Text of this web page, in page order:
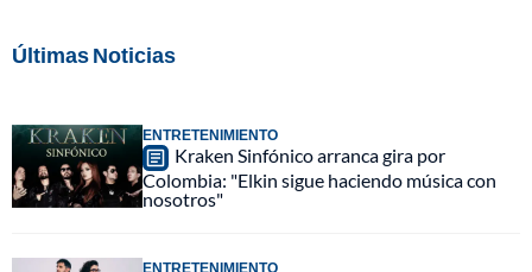
Últimas Noticias
ENTRETENIMIENTO
Kraken Sinfónico arranca gira por
Colombia: "Elkin sigue haciendo música con
nosotros"
ENTRETENIMIENTO